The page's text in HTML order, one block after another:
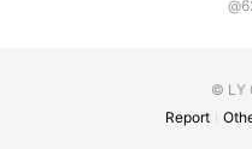
© LY
Report